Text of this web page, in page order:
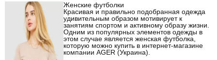
Женские футболки
Красивая и правильно подобранная одежда
удивительным образом мотивирует к
занятиям спортом и активному образу жизни.
Одним из популярных элементов одежды в
этом случае является женская футболка,
которую можно купить в интернет-магазине
компании AGER (Украина).